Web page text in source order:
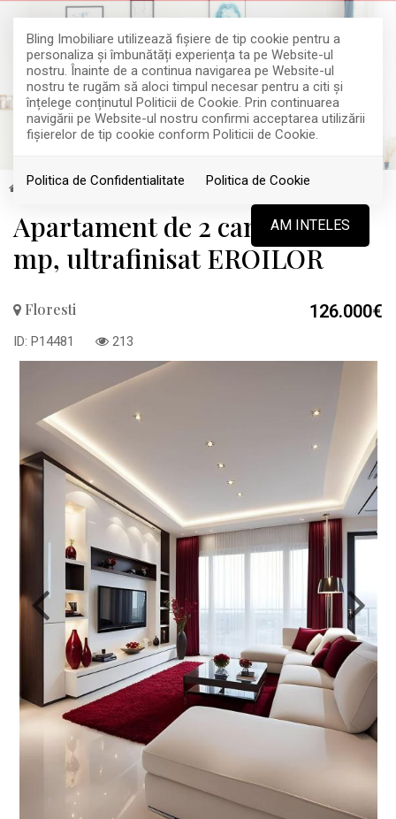
Bling Imobiliare utilizează fişiere de tip cookie pentru a
personaliza și îmbunătăți experiența ta pe Website-ul
nostru. Înainte de a continua navigarea pe Website-ul
nostru te rugăm să aloci timpul necesar pentru a citi și
înțelege conținutul Politicii de Cookie. Prin continuarea
navigării pe Website-ul nostru confirmi acceptarea utilizării
fişierelor de tip cookie conform Politicii de Cookie.
Politica de Confidentialitate Politica de Cookie
AM INTELES
Vanzare Apartamente Floresti
Apartament de 2 camere , 45
mp, ultrafinisat EROILOR
Floresti 126.000€
ID: P14481 213